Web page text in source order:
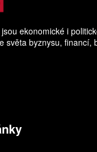
ekonomické i
světa byznysu, financí,